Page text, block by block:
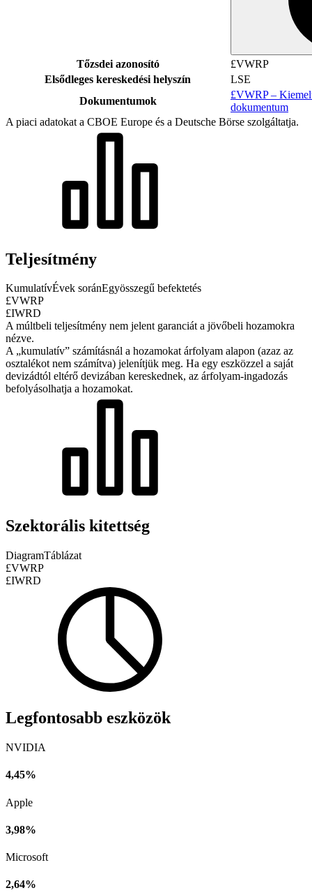
Tőzsdei azonosító
£VWRP
Elsődleges kereskedési helyszín
LSE
Dokumentumok
£VWRP –
dokumentum
A piaci adatokat a CBOE Europe és a Deutsche Börse szolgáltatja.
Teljesítmény
KumulatívÉvek soránEgyösszegű befektetés
£VWRP
£IWRD
A múltbeli teljesítmény nem jelent garanciát a jövőbeli hozamokra
nézve.
A „kumulatív” számításnál a hozamokat árfolyam alapon (azaz az
osztalékot nem számítva) jelenítjük meg. Ha egy eszközzel a saját
devizádtól eltérő devizában kereskednek, az árfolyam-ingadozás
befolyásolhatja a hozamokat.
Szektorális kitettség
DiagramTáblázat
£VWRP
£IWRD
Legfontosabb eszközök
NVIDIA
4,45%
Apple
3,98%
Microsoft
2,64%